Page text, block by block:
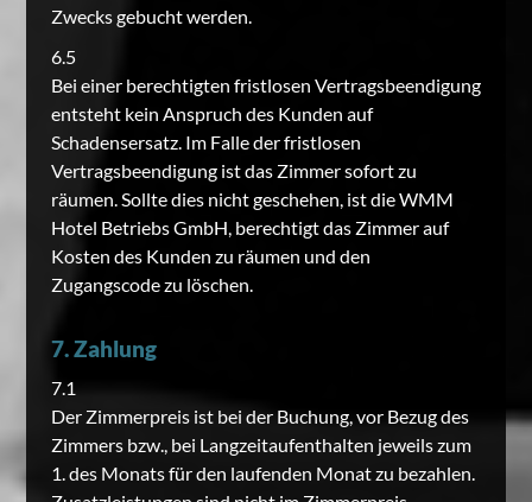
Zwecks gebucht werden.
6.5
Bei einer berechtigten fristlosen Vertragsbeendigung
entsteht kein Anspruch des Kunden auf
Schadensersatz. Im Falle der fristlosen
Vertragsbeendigung ist das Zimmer sofort zu
räumen. Sollte dies nicht geschehen, ist die WMM
Hotel Betriebs GmbH, berechtigt das Zimmer auf
Kosten des Kunden zu räumen und den
Zugangscode zu löschen.
7. Zahlung
7.1
Der Zimmerpreis ist bei der Buchung, vor Bezug des
Zimmers bzw., bei Langzeitaufenthalten jeweils zum
1. des Monats für den laufenden Monat zu bezahlen.